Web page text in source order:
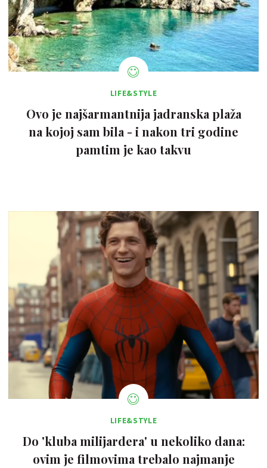
LIFE&STYLE
Ovo je najšarmantnija jadranska plaža
na kojoj sam bila - i nakon tri godine
pamtim je kao takvu
LIFE&STYLE
Do 'kluba milijardera' u nekoliko dana:
ovim je filmovima trebalo najmanje